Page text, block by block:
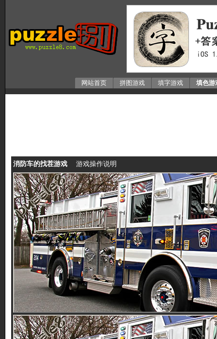
网站首页 拼图游戏 填字游戏 填色游
消防车的找茬游戏 游戏操作说明